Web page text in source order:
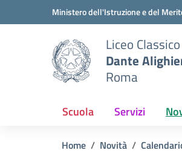
Vai ai contenuti
Vai al menu di navigazioneMinistero dell'Istruzione e del
Liceo Classico
Dante
Roma
Scuola Servizi
Home Novità